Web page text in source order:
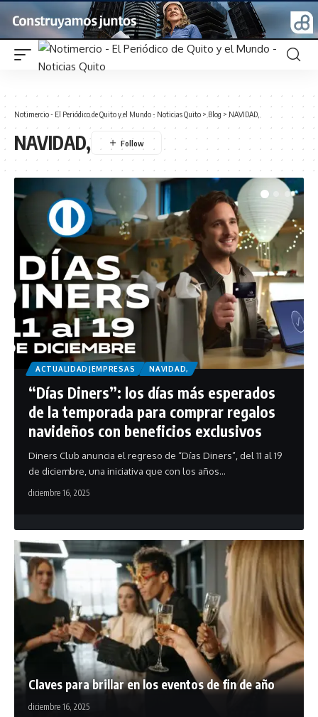
Notimercio - El Periódico de Quito y el Mundo - Noticias Quito > Blog > NAVIDAD,
NAVIDAD,
ACTUALIDAD|EMPRESAS NAVIDAD,
“Días Diners”: los días más esperados
de la temporada para comprar regalos
navideños con beneficios exclusivos
Diners Club anuncia el regreso de “Días Diners”, del 11 al 19
de diciembre, una iniciativa que con los años…
diciembre 16, 2025
Claves para brillar en los eventos de fin de año
diciembre 16, 2025